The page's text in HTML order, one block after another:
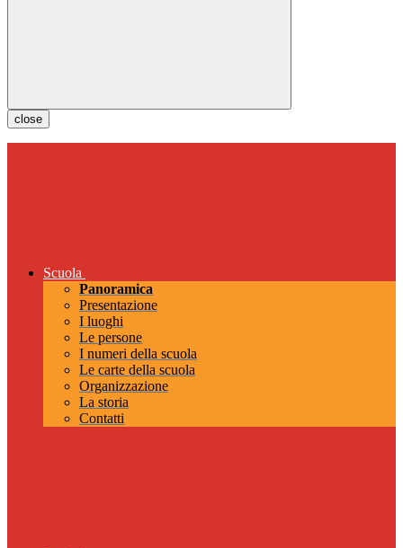
close
Scuola
Panoramica
Presentazione
I luoghi
Le persone
I numeri della scuola
Le carte della scuola
Organizzazione
La storia
Contatti